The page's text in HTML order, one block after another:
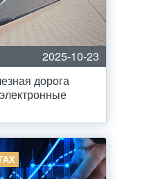
2025-10-23
дорога